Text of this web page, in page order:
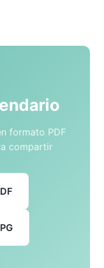
formato PDF
compartir